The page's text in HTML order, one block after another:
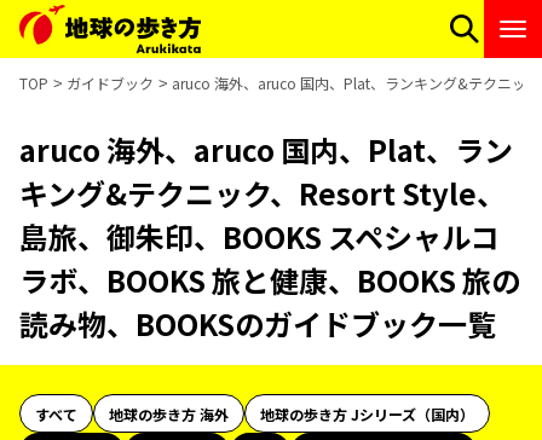
TOP ガイドブック aruco 海外、aruco 国内、Plat、ランキング&テクニッ
aruco 海外、aruco 国内、Plat、ラン
キング&テクニック、Resort Style、
島旅、御朱印、BOOKS スペシャルコ
ラボ、BOOKS 旅と健康、BOOKS 旅の
読み物、BOOKSのガイドブック一覧
すべて 地球の歩き方 海外
地球の歩き方 Jシリーズ（国内）